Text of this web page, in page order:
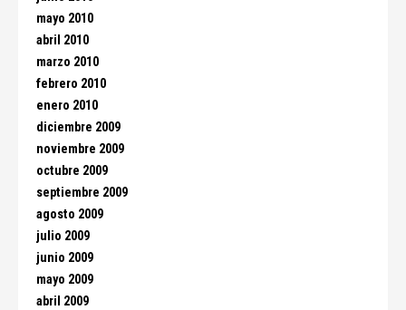
mayo 2010
abril 2010
marzo 2010
febrero 2010
enero 2010
diciembre 2009
noviembre 2009
octubre 2009
septiembre 2009
agosto 2009
julio 2009
junio 2009
mayo 2009
abril 2009